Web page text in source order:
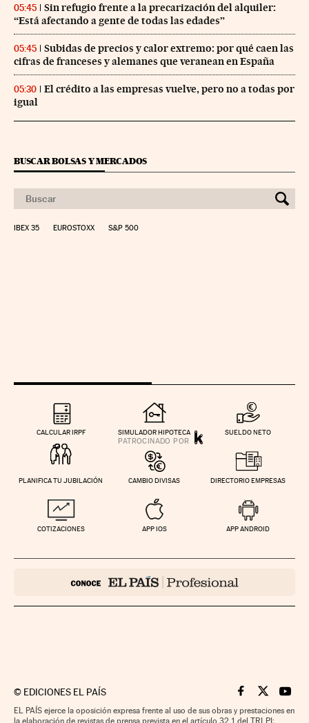
05:45
Sin refugio frente a la precarización del alquiler:
“Está afectando a gente de todas las edades”
05:45
Subidas de precios y calor extremo: por qué caen las
cifras de franceses y alemanes que veranean en España
05:30
El crédito a las empresas vuelve, pero no a todas por
igual
BUSCAR BOLSAS Y MERCADOS
IBEX 35 EUROSTOXX S&P 500
CALCULAR IRPF SIMULADOR HIPOTECA SUELDO NETO
PLANIFICA TU JUBILACIÓN CAMBIO DIVISAS DIRECTORIO EMPRESAS
COTIZACIONES APP IOS APP ANDROID
© EDICIONES EL PAÍS Cinco Días en
Cinco Días
Cinco
EL PAÍS ejerce la oposición expresa frente al uso de sus obras y prestaciones en
la elaboración de revistas de prensa prevista en el artículo 32.1 del TRLPI;